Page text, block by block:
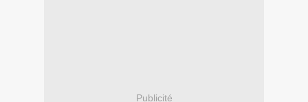
Publicité